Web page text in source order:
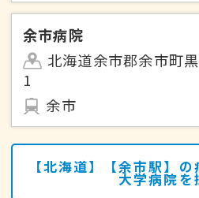
余市病院
北海道余市郡余市町
1
余市
【北海道】【余市駅】
大学病院を